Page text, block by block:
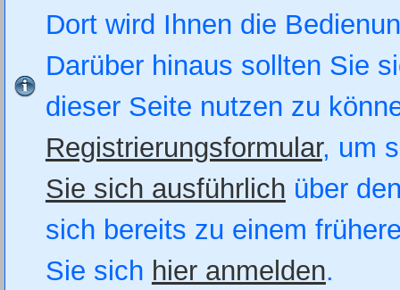
Dort wird Ihnen die
Darüber hinaus sollten Sie
dieser Seite nutzen zu
Registrierungsformular, um
Sie sich ausführlich über
sich bereits zu einem
Sie sich hier anmelden.